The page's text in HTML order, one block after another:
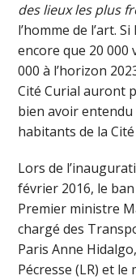
des lieux les plus
l’homme de l’art.
encore que 20
000 à l’horizon
Cité Curial auront
bien avoir entendu
habitants de la
Lors de
février 2016, le
Premier ministre
chargé des
Paris Anne
Pécresse (LR) et le